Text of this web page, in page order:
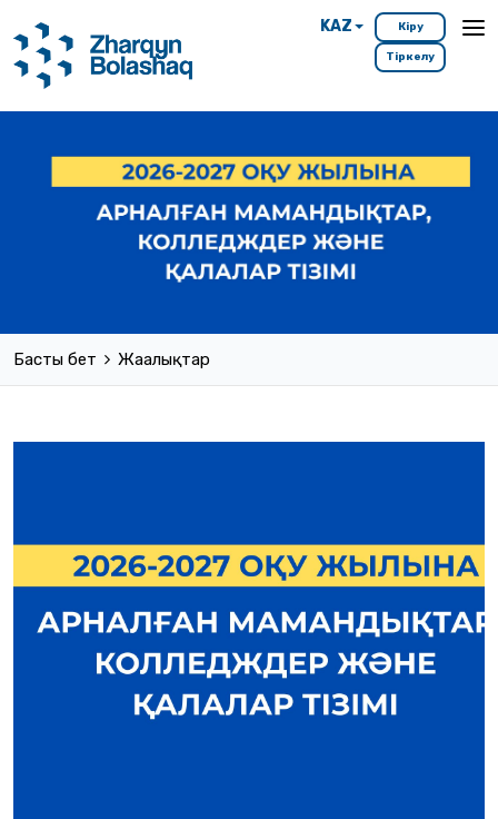
KAZ Кіру
Тіркелу
Басты бет Жаңалықтар